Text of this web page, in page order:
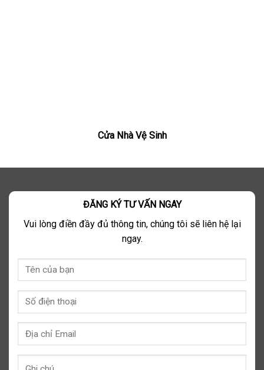
Cửa Nhà Vệ Sinh
ĐĂNG KÝ TƯ VẤN NGAY
Vui lòng điền đầy đủ thông tin, chúng tôi sẽ liên hệ lại
ngay.